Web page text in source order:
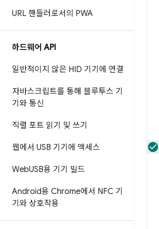
URL 핸들러로서의 PWA
하드웨어 API
일반적이지 않은 HID 기기에 연결
자바스크립트를 통해 블루투스 기
기와 통신
직렬 포트 읽기 및 쓰기
웹에서 USB 기기에 액세스
WebUSB용 기기 빌드
Android용 Chrome에서 NFC 기
기와 상호작용